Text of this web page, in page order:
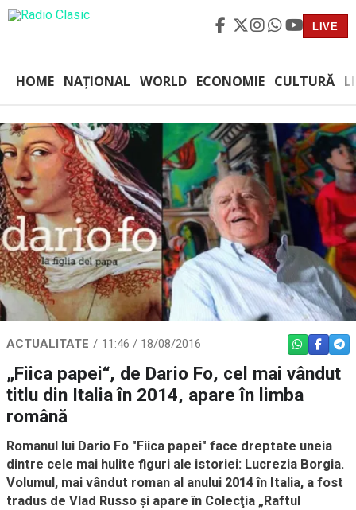
LIVE
HOME NAȚIONAL WORLD ECONOMIE CULTURĂ
ACTUALITATE 11:46 / 18/08/2016 WHATSAPP
„Fiica papei“, de Dario Fo, cel mai vândut
titlu din Italia în 2014, apare în limba
română
Romanul lui Dario Fo "Fiica papei" face dreptate uneia
dintre cele mai hulite figuri ale istoriei: Lucrezia Borgia.
Volumul, mai vândut roman al anului 2014 în Italia, a fost
tradus de Vlad Russo şi apare în Colecţia „Raftul